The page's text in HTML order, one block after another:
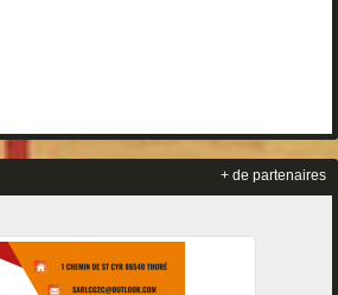
+ de partenaires